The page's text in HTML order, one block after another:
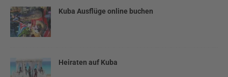
Kuba Ausflüge online buchen
Heiraten auf Kuba